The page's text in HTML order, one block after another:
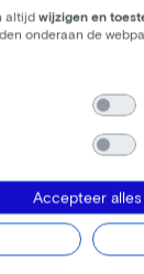
altijd wijzigen en
onderaan de
Accepteer alles